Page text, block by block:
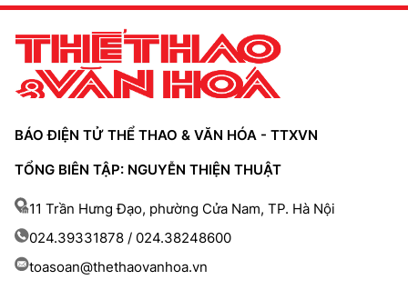
BÁO ĐIỆN TỬ THỂ THAO & VĂN HÓA - TTXVN
TỔNG BIÊN TẬP: NGUYỄN THIỆN THUẬT
11 Trần Hưng Đạo, phường Cửa Nam, TP. Hà Nội
024.39331878 / 024.38248600
toasoan@thethaovanhoa.vn